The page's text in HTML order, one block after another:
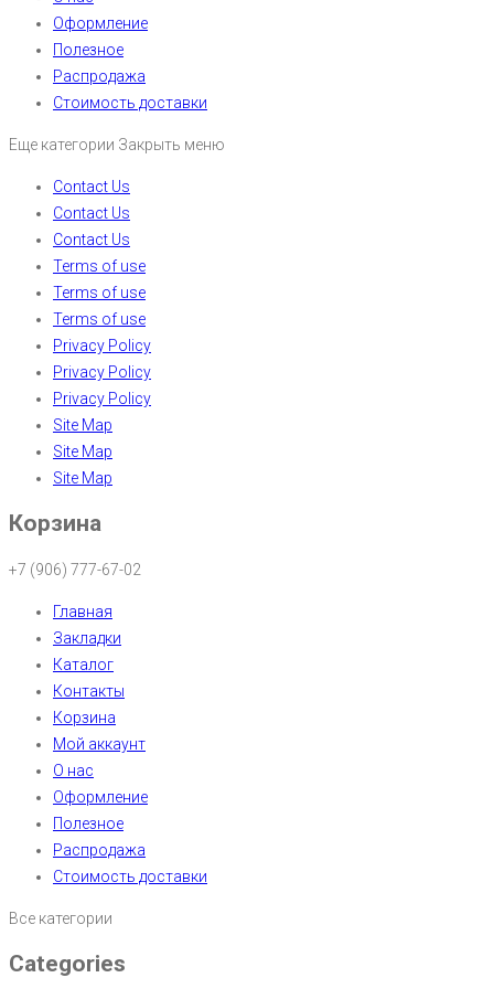
Оформление
Полезное
Распродажа
Стоимость доставки
Еще категории Закрыть меню
Contact Us
Contact Us
Contact Us
Terms of use
Terms of use
Terms of use
Privacy Policy
Privacy Policy
Privacy Policy
Site Map
Site Map
Site Map
Корзина
+7 (906) 777-67-02
Главная
Закладки
Каталог
Контакты
Корзина
Мой аккаунт
О нас
Оформление
Полезное
Распродажа
Стоимость доставки
Все категории
Categories